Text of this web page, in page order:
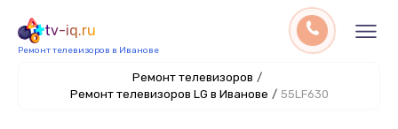
tv-iq.ru
Ремонт телевизоров в Иванове
Ремонт телевизоров /
Ремонт телевизоров LG в Иванове / 55LF630